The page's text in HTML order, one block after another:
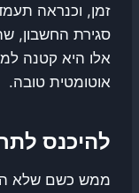
זמן, וכנראה
סגירת החשבון,
אלו היא קטנה
אוטומטית טובה.
להיכנס
ממש כשם שלא